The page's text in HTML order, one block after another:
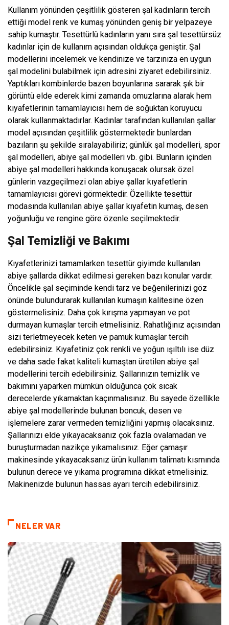
Kullanım yönünden çeşitlilik gösteren şal kadınların tercih
ettiği model renk ve kumaş yönünden geniş bir yelpazeye
sahip kumaştır. Tesettürlü kadınların yanı sıra şal tesettürsüz
kadınlar için de kullanım açısından oldukça geniştir. Şal
modellerini incelemek ve kendinize ve tarzınıza en uygun
şal modelini bulabilmek için adresini ziyaret edebilirsiniz.
Yaptıkları kombinlerde bazen boyunlarına sararak şık bir
görüntü elde ederek kimi zamanda omuzlarına alarak hem
kıyafetlerinin tamamlayıcısı hem de soğuktan koruyucu
olarak kullanmaktadırlar. Kadınlar tarafından kullanılan şallar
model açısından çeşitlilik göstermektedir bunlardan
bazıların şu şekilde sıralayabiliriz; günlük şal modelleri, spor
şal modelleri, abiye şal modelleri vb. gibi. Bunların içinden
abiye şal modelleri hakkında konuşacak olursak özel
günlerin vazgeçilmezi olan abiye şallar kıyafetlerin
tamamlayıcısı görevi görmektedir. Özellikte tesettür
modasında kullanılan abiye şallar kıyafetin kumaş, desen
yoğunluğu ve rengine göre özenle seçilmektedir.
Şal Temizliği ve Bakımı
Kıyafetlerinizi tamamlarken tesettür giyimde kullanılan
abiye şallarda dikkat edilmesi gereken bazı konular vardır.
Öncelikle şal seçiminde kendi tarz ve beğenilerinizi göz
önünde bulundurarak kullanılan kumaşın kalitesine özen
göstermelisiniz. Daha çok kırışma yapmayan ve pot
durmayan kumaşlar tercih etmelisiniz. Rahatlığınız açısından
sizi terletmeyecek keten ve pamuk kumaşlar tercih
edebilirsiniz. Kıyafetiniz çok renkli ve yoğun ışıltılı ise düz
ve daha sade fakat kaliteli kumaştan üretilen abiye şal
modellerini tercih edebilirsiniz. Şallarınızın temizlik ve
bakımını yaparken mümkün olduğunca çok sıcak
derecelerde yıkamaktan kaçınmalısınız. Bu sayede özellikle
abiye şal modellerinde bulunan boncuk, desen ve
işlemelere zarar vermeden temizliğini yapmış olacaksınız.
Şallarınızı elde yıkayacaksanız çok fazla ovalamadan ve
buruşturmadan nazikçe yıkamalısınız. Eğer çamaşır
makinesinde yıkayacaksanız ürün kullanım talimatı kısmında
bulunun derece ve yıkama programına dikkat etmelisiniz.
Makinenizde bulunun hassas ayarı tercih edebilirsiniz.
NELER VAR